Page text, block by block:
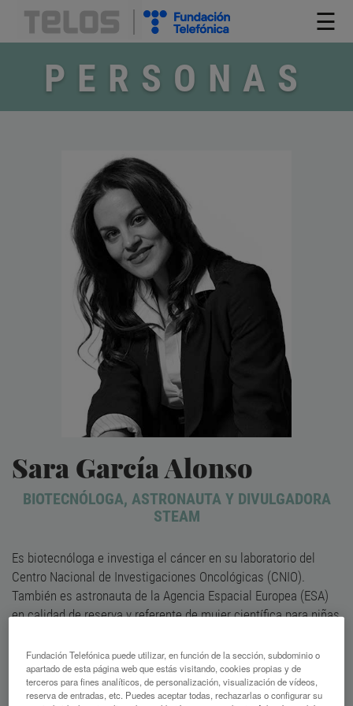
☰
PERSONAS
Sara García Alonso
BIOTECNÓLOGA, ASTRONAUTA Y DIVULGADORA
STEAM
Es biotecnóloga e investiga el cáncer en su laboratorio del
Centro Nacional de Investigaciones Oncológicas (CNIO).
También es astronauta de la Agencia Espacial Europea (ESA)
en calidad de reserva y referente de mujer científica para niñas
Fundación Telefónica puede utilizar, en función de la sección, subdominio o
apartado de esta página web que estás visitando, cookies propias y de
terceros para fines analíticos, de personalización, visualización de vídeos,
reserva de entradas, etc. Puedes aceptar todas, rechazarlas o configurar su